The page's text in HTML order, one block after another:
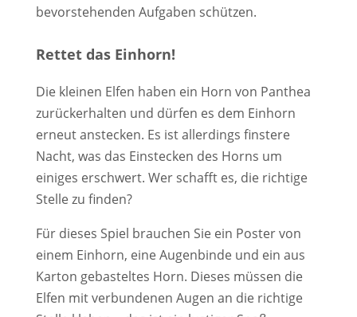
bevorstehenden Aufgaben schützen.
Rettet das Einhorn!
Die kleinen Elfen haben ein Horn von Panthea
zurückerhalten und dürfen es dem Einhorn
erneut anstecken. Es ist allerdings finstere
Nacht, was das Einstecken des Horns um
einiges erschwert. Wer schafft es, die richtige
Stelle zu finden?
Für dieses Spiel brauchen Sie ein Poster von
einem Einhorn, eine Augenbinde und ein aus
Karton gebasteltes Horn. Dieses müssen die
Elfen mit verbundenen Augen an die richtige